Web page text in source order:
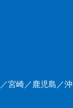
／宮崎／ 鹿児島 ／沖